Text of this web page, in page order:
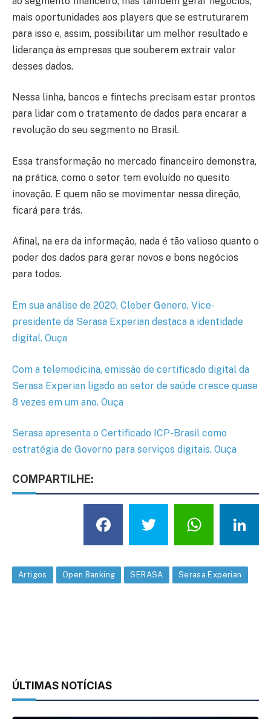
mais oportunidades aos players que se estruturarem
para isso e, assim, possibilitar um melhor resultado e
liderança às empresas que souberem extrair valor
desses dados.
Nessa linha, bancos e fintechs precisam estar prontos
para lidar com o tratamento de dados para encarar a
revolução do seu segmento no Brasil.
Essa transformação no mercado financeiro demonstra,
na prática, como o setor tem evoluído no quesito
inovação. E quem não se movimentar nessa direção,
ficará para trás.
Afinal, na era da informação, nada é tão valioso quanto o
poder dos dados para gerar novos e bons negócios
para todos.
Em sua análise de 2020, Cleber Genero, Vice-
presidente da Serasa Experian destaca a identidade
digital. Ouça
Com a telemedicina, emissão de certificado digital da
Serasa Experian ligado ao setor de saúde cresce quase
8 vezes em um ano. Ouça
Serasa apresenta o Certificado ICP-Brasil como
estratégia de Governo para serviços digitais. Ouça
COMPARTILHE:
Facebook
Twitter
Artigos Open Banking SERASA Serasa Experian
ÚLTIMAS NOTÍCIAS